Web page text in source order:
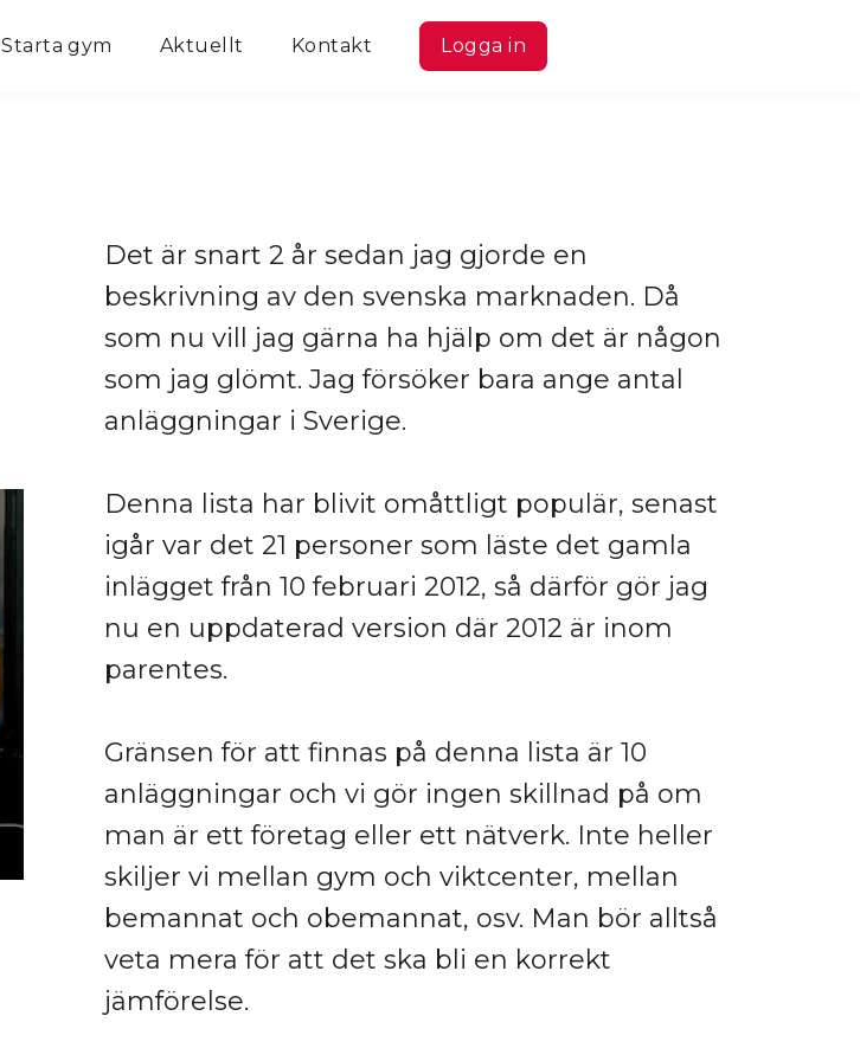
Starta gym Aktuellt Kontakt Logga in
Det är snart 2 år sedan jag gjorde en
beskrivning av den svenska marknaden. Då
som nu vill jag gärna ha hjälp om det är någon
som jag glömt. Jag försöker bara ange antal
anläggningar i Sverige.
Denna lista har blivit omåttligt populär, senast
igår var det 21 personer som läste det gamla
inlägget från 10 februari 2012, så därför gör jag
nu en uppdaterad version där 2012 är inom
parentes.
Gränsen för att finnas på denna lista är 10
anläggningar och vi gör ingen skillnad på om
man är ett företag eller ett nätverk. Inte heller
skiljer vi mellan gym och viktcenter, mellan
bemannat och obemannat, osv. Man bör alltså
veta mera för att det ska bli en korrekt
jämförelse.